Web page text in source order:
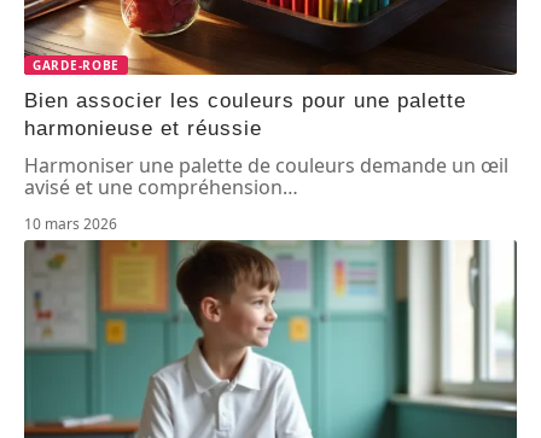
GARDE-ROBE
Bien associer les couleurs pour une palette
harmonieuse et réussie
Harmoniser une palette de couleurs demande un œil
avisé et une compréhension…
10 mars 2026